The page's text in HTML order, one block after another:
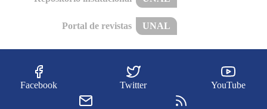
Portal de revistas UNAL
Facebook Twitter YouTube